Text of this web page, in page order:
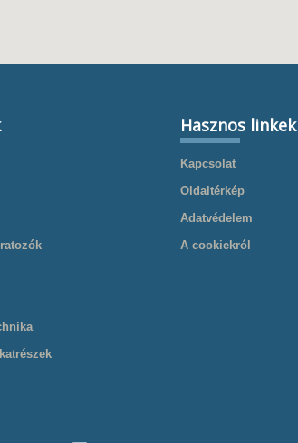
Hasznos linkek
Kapcsolat
Oldaltérkép
Adatvédelem
A cookiekról